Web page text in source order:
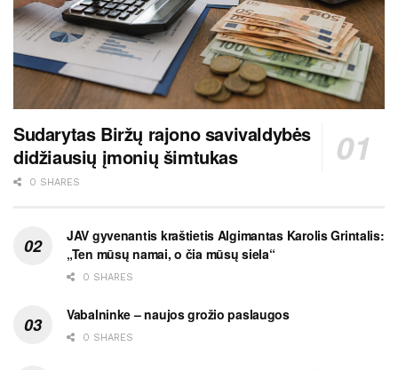
Sudarytas Biržų rajono savivaldybės
didžiausių įmonių šimtukas
0 SHARES
JAV gyvenantis kraštietis Algimantas Karolis Grintalis:
„Ten mūsų namai, o čia mūsų siela“
0 SHARES
Vabalninke – naujos grožio paslaugos
0 SHARES